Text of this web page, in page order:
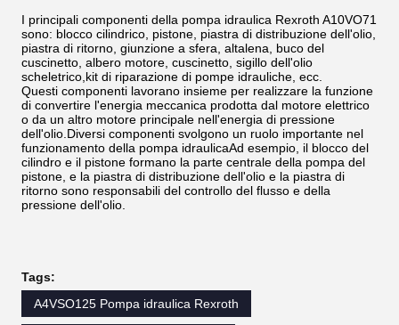
I principali componenti della pompa idraulica Rexroth A10VO71
sono: blocco cilindrico, pistone, piastra di distribuzione dell'olio,
piastra di ritorno, giunzione a sfera, altalena, buco del
cuscinetto, albero motore, cuscinetto, sigillo dell'olio
scheletrico,kit di riparazione di pompe idrauliche, ecc.
Questi componenti lavorano insieme per realizzare la funzione
di convertire l'energia meccanica prodotta dal motore elettrico
o da un altro motore principale nell'energia di pressione
dell'olio.Diversi componenti svolgono un ruolo importante nel
funzionamento della pompa idraulicaAd esempio, il blocco del
cilindro e il pistone formano la parte centrale della pompa del
pistone, e la piastra di distribuzione dell'olio e la piastra di
ritorno sono responsabili del controllo del flusso e della
pressione dell'olio.
Tags:
A4VSO125 Pompa idraulica Rexroth